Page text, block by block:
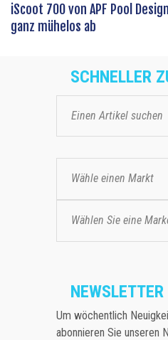
iScoot 700 von APF Pool
ganz mühelos ab
SCHNELLER
Wähle einen Markt
Wählen Sie eine
NEWSLETTER
Um wöchentlich
abonnieren Sie unseren